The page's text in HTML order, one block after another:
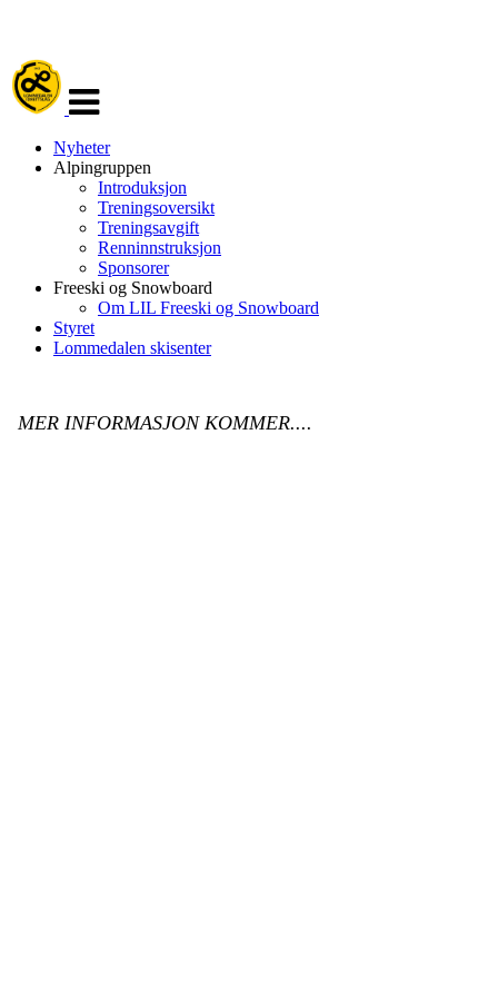
navigasjon
Nyheter
Alpingruppen
Introduksjon
Treningsoversikt
Treningsavgift
Renninnstruksjon
Sponsorer
Freeski og Snowboard
Om LIL Freeski og Snowboard
Styret
Lommedalen skisenter
MER INFORMASJON KOMMER....